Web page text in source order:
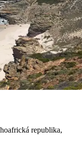
republika,